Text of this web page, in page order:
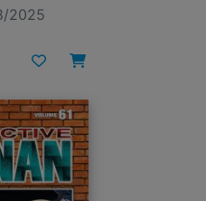
2025